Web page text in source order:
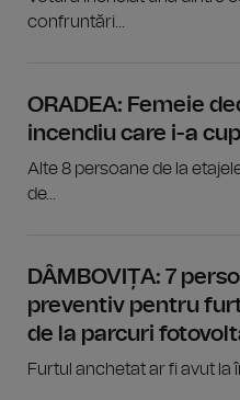
confruntări...
ORADEA: Femeie
incendiu care i-a
Alte 8 persoane de la
de...
DÂMBOVIȚA: 7
preventiv pentru
de la parcuri
Furtul anchetat ar fi avut la